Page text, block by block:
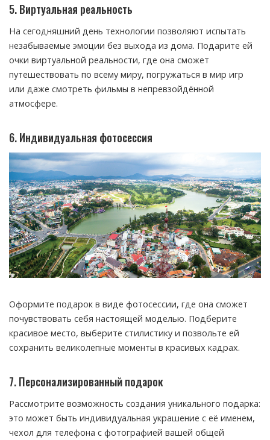
5. Виртуальная реальность
На сегодняшний день технологии позволяют испытать
незабываемые эмоции без выхода из дома. Подарите ей
очки виртуальной реальности, где она сможет
путешествовать по всему миру, погружаться в мир игр
или даже смотреть фильмы в непревзойдённой
атмосфере.
6. Индивидуальная фотосессия
Оформите подарок в виде фотосессии, где она сможет
почувствовать себя настоящей моделью. Подберите
красивое место, выберите стилистику и позвольте ей
сохранить великолепные моменты в красивых кадрах.
7. Персонализированный подарок
Рассмотрите возможность создания уникального подарка:
это может быть индивидуальная украшение с её именем,
чехол для телефона с фотографией вашей общей